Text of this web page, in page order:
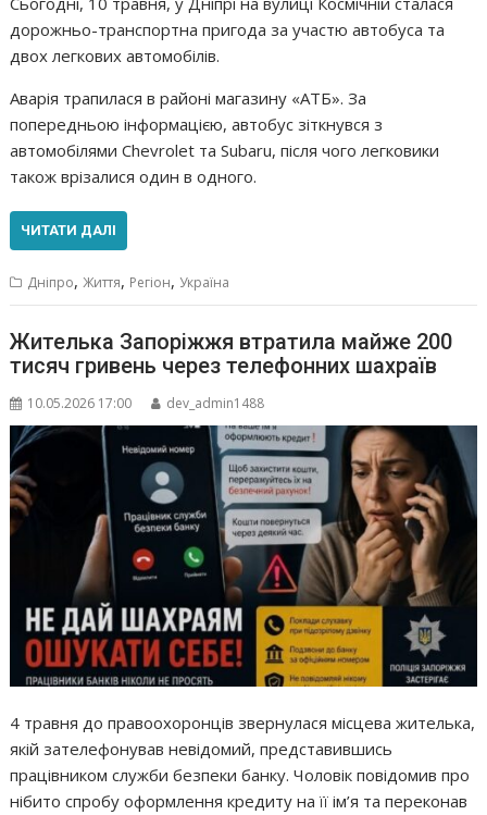
дорожньо-транспортна пригода за участю автобуса та
двох легкових автомобілів.
Аварія трапилася в районі магазину «АТБ». За
попередньою інформацією, автобус зіткнувся з
автомобілями Chevrolet та Subaru, після чого легковики
також врізалися один в одного.
ЧИТАТИ ДАЛІ
Дніпро, Життя, Регіон,Україна
Жителька Запоріжжя втратила майже 200
тисяч гривень через телефонних шахраїв
10.05.2026 17:00 dev_admin1488
4 травня до правоохоронців звернулася місцева жителька,
якій зателефонував невідомий, представившись
працівником служби безпеки банку. Чоловік повідомив про
нібито спробу оформлення кредиту на її ім’я та переконав